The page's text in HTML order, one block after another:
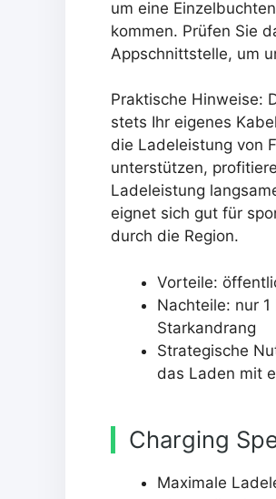
um eine
kommen. Prüfen Sie
Appschnittstelle, um
Praktische Hinweise:
stets Ihr eigenes
die Ladeleistung von
unterstützen,
Ladeleistung
eignet sich gut für
durch die Region.
Vorteile:
Nachteile: nur
Starkandrang
Strategische
das Laden mit
Charging
Maximale